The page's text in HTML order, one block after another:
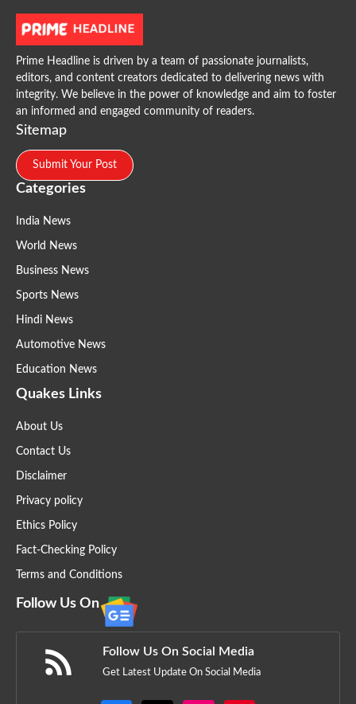
Prime Headline is driven by a team of passionate journalists,
editors, and content creators dedicated to delivering news with
integrity. We believe in the power of knowledge and aim to foster
an informed and engaged community of readers.
Sitemap
Submit Your Post
Categories
India News
World News
Business News
Sports News
Hindi News
Automotive News
Education News
Quakes Links
About Us
Contact Us
Disclaimer
Privacy policy
Ethics Policy
Fact-Checking Policy
Terms and Conditions
Follow Us On
Follow Us On Social Media
Get Latest Update On Social Media